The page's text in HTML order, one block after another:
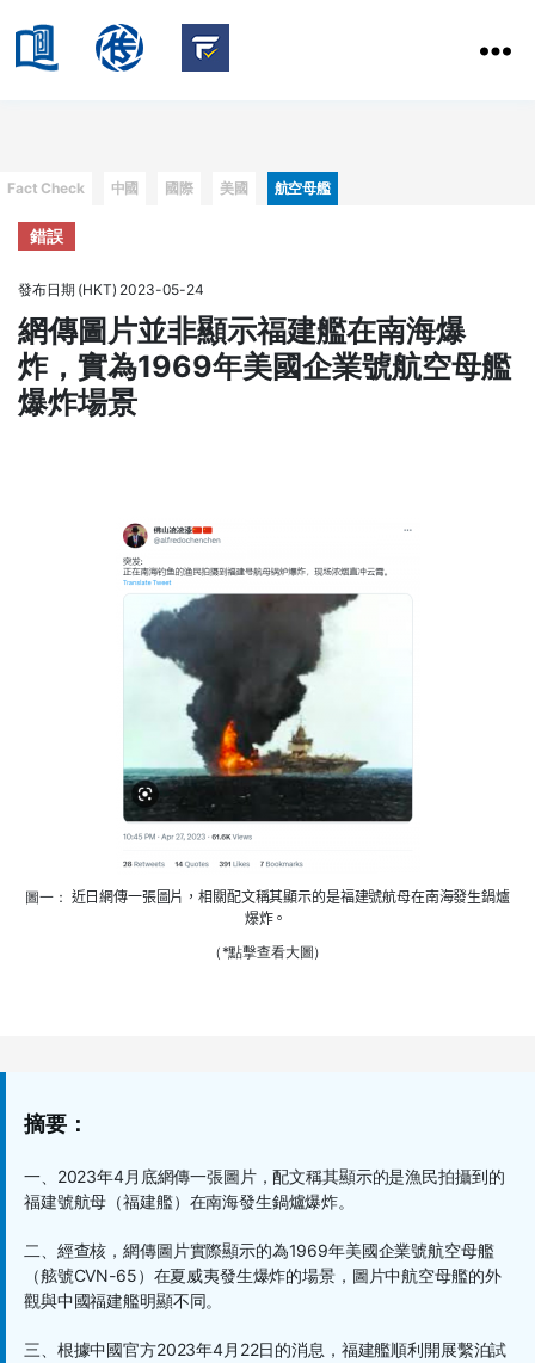
HKBU
of
Communication
Categories
Fact Check 中國 國際 美國 航空母艦
錯誤
發布日期 (HKT) 2023-05-24
網傳圖片並非顯示福建艦在南海爆
炸，實為1969年美國企業號航空母艦
爆炸場景
圖一： 近日網傳一張圖片 ，相關配文稱其顯示的是福建號航母在南海發生鍋爐
爆炸。
（*點擊查看大圖）
摘要：
一、 2023年4月底網傳一張圖片，配文稱其顯示的是漁民拍攝到的
福建號航母（福建艦）在南海發生鍋爐爆炸。
二、經查核，網傳圖片實際顯示的為1969年美國企業號航空母艦
（舷號CVN-65） 在夏威夷發生爆炸的場景， 圖片中航空母艦的外
觀與中國福建艦明顯不同。
三、根據中國官方2023年4月22日的消息，福建艦順利開展繫泊試